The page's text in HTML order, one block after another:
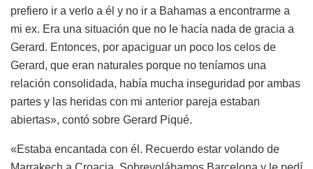
prefiero ir a verlo a él y no ir a Bahamas a encontrarme a
mi ex. Era una situación que no le hacía nada de gracia a
Gerard. Entonces, por apaciguar un poco los celos de
Gerard, que eran naturales porque no teníamos una
relación consolidada, había mucha inseguridad por ambas
partes y las heridas con mi anterior pareja estaban
abiertas», contó sobre Gerard Piqué.
«Estaba encantada con él. Recuerdo estar volando de